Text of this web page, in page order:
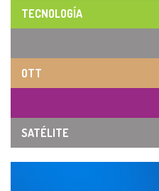
TECNOLOGÍA
OTT
SATÉLITE